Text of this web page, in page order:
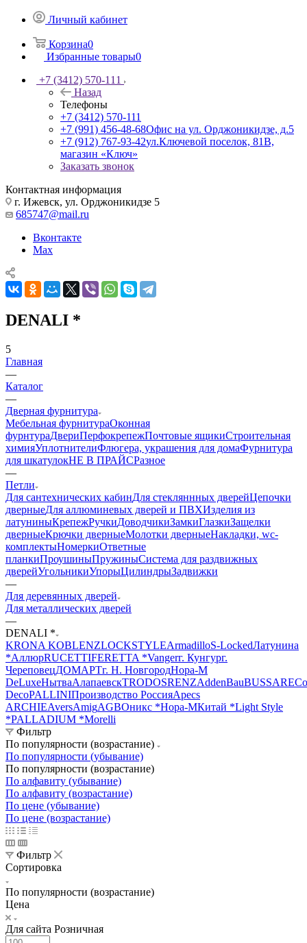
Личный кабинет
Корзина0
Избранные товары0
+7 (3412) 570-111
Назад
Телефоны
+7 (3412) 570-111
+7 (991) 456-48-68Офис на ул. Орджоникидзе, д.5
+7 (912) 767-93-42ул.Ключевой поселок, 81В,
магазин «Ключ»
Заказать звонок
Контактная информация
г. Ижевск, ул. Орджоникидзе 5
685747@mail.ru
Вконтакте
Max
DENALI *
5
Главная
—
Каталог
—
Дверная фурнитура
Мебельная фурнитураОконная
фурнтураДвериПерфокрепежПочтовые ящикиСтроительная
химияУплотнителиФлюгера, украшения для домаФурнитура
для шкатулокНЕ В ПРАЙСРазное
—
Петли
Для сантехнических кабинДля стекляннных дверейЦепочки
дверныеДля аллюминевых дверей и ПВХИзделия из
латуниныКрепежРучкиДоводчикиЗамкиГлазкиЗащелки
дверныеКрючки дверныеМолотки дверныеНакладки, wc-
комплектыНомеркиОтветные
планкиПроушиныПружиныСистема для раздвижных
дверейУгольникиУпорыЦилиндрыЗадвижки
—
Для деревянных дверей
Для металлических дверей
—
DENALI *
KRONA KOBLENZLOCKSTYLEArmadilloS-LockedЛатунина
*АллюрRUCETTIFERETTA *Vangerг. Кунгург.
ЧереповецДОМАРТг. Н. НовгородНора-М
DeLuxeНытваАлапаевскTRODOSRENZAddenBauBUSSARE
DecoPALLINIПроизводство РоссияApecs
ARCHIЕAversAmigAGBОникс *Нора-МКитай *Light Style
*PALLADIUM *Morelli
Фильтр
По популярности (возрастание)
По популярности (убывание)
По популярности (возрастание)
По алфавиту (убывание)
По алфавиту (возрастание)
По цене (убывание)
По цене (возрастание)
Фильтр
Сортировка
По популярности (возрастание)
Цена
Для сайта Розничная